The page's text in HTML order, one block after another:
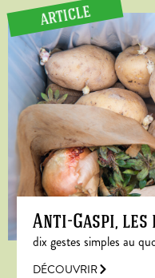
ARTICLE
Anti-Gaspi,
dix gestes simples au
DÉCOUVRIR